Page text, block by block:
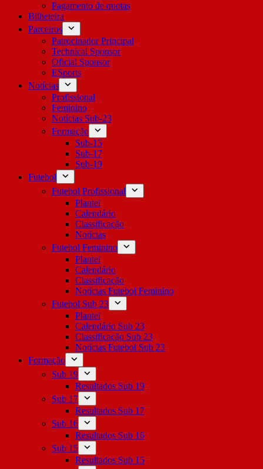
Pagamento de quotas
Bilheteira
Parceiros
Patrocinador Principal
Technical Sponsor
Oficial Sponsor
ESports
Notícias
Profissional
Feminino
Notícias Sub-23
Formação
Sub-15
Sub-17
Sub-19
Futebol
Futebol Profissional
Plantel
Calendário
Classificação
Notícias
Futebol Feminino
Plantel
Calendário
Classificação
Notícias Futebol Feminino
Futebol Sub 23
Plantel
Calendário Sub 23
Classificação Sub 23
Notícias Futebol Sub 23
Formação
Sub 19
Resultados Sub 19
Sub 17
Resultados Sub 17
Sub 16
Resultados Sub 16
Sub 15
Resultados Sub 15